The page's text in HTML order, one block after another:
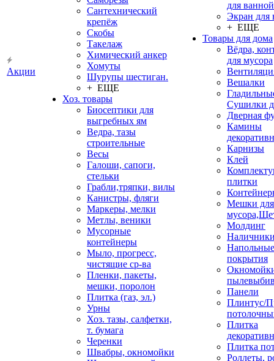
Акции
Сантехнический
крепёж
Скобы
Такелаж
Химический анкер
Хомуты
Шурупы шестиган.
+ ЕЩЕ
Хоз. товары
Биосептики для
выгребных ям
Ведра, тазы
строительные
Весы
Галоши, сапоги,
стельки
Грабли,тряпки, вилы
Канистры, фляги
Маркеры, мелки
Метлы, веники
Мусорные
контейнеры
Мыло, прогресс,
чистящие ср-ва
Пленки, пакеты,
мешки, поролон
Плитка (газ, эл.)
Урны
Хоз. тазы, салфетки,
т. бумага
Черенки
Швабры, окномойки
для ванной
Экран для
+ ЕЩЕ
Товары для дома
Вёдра,
для мусора
Вешалки
Сушилки
Дверная
Камины
Карнизы
Клей
плитки
Мешки для
Молдинг
Напольные
покрытия
Панели
Плинтус/
Плитка
Плитка
Роллеты,